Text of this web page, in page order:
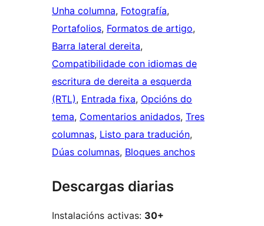
Unha columna, Fotografía
Portafolios, Formatos de artigo
Barra lateral dereita
Compatibilidade con idiomas de
escritura de dereita a esquerda
(RTL), Entrada fixa, Opcións do
tema, Comentarios anidados, Tres
columnas, Listo para tradución
Dúas columnas, Bloques anchos
Descargas diarias
Instalacións activas: 30+